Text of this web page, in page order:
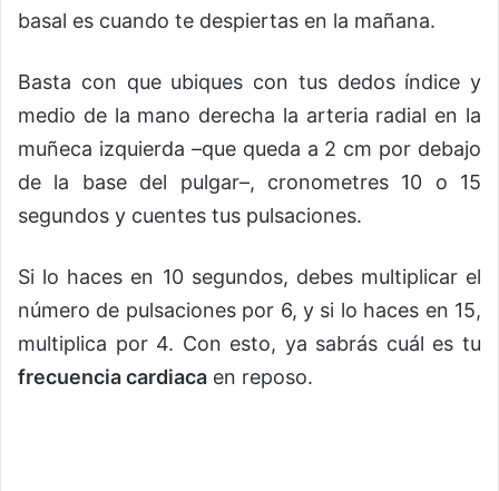
basal es cuando te despiertas en la mañana.
Basta con que ubiques con tus dedos índice y
medio de la mano derecha la arteria radial en la
muñeca izquierda –que queda a 2 cm por debajo
de la base del pulgar–, cronometres 10 o 15
segundos y cuentes tus pulsaciones.
Si lo haces en 10 segundos, debes multiplicar el
número de pulsaciones por 6, y si lo haces en 15,
multiplica por 4. Con esto, ya sabrás cuál es tu
frecuencia cardiaca en reposo.